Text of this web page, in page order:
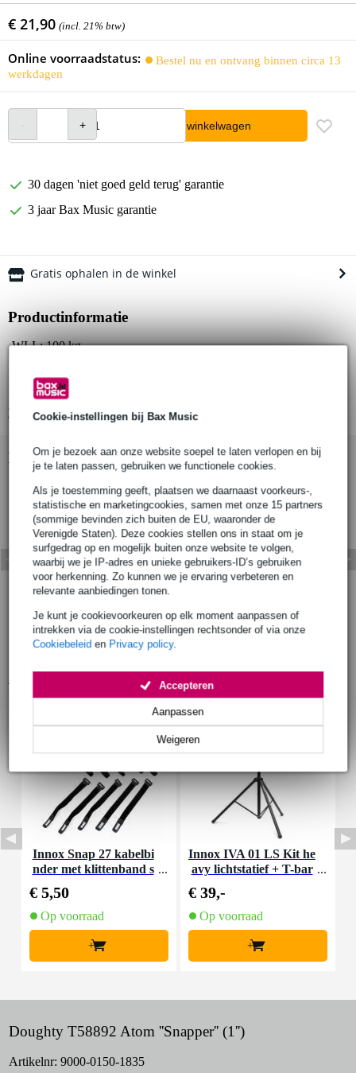
Cookie-instellingen bij Bax Music
Om je bezoek aan onze website soepel te laten verlopen en bij
je te laten passen, gebruiken we functionele cookies.
Als je toestemming geeft, plaatsen we daarnaast voorkeurs-,
statistische en marketingcookies, samen met onze 15 partners
(sommige bevinden zich buiten de EU, waaronder de
Verenigde Staten). Deze cookies stellen ons in staat om je
surfgedrag op en mogelijk buiten onze website te volgen,
waarbij we je IP-adres en unieke gebruikers-ID’s gebruiken
voor herkenning. Zo kunnen we je ervaring verbeteren en
relevante aanbiedingen tonen.
Je kunt je cookievoorkeuren op elk moment aanpassen of
intrekken via de cookie-instellingen rechtsonder of via onze
Cookiebeleid en Privacy policy.
Weigeren
Aanpassen
Accepteren
€ 21,90 (incl. 21% btw)
Online voorraadstatus:
Bestel nu en ontvang binnen circa 13
werkdagen
In winkelwagen
30 dagen 'niet goed geld terug' garantie
3 jaar Bax Music garantie
Gratis ophalen in de winkel
Productinformatie
WLL: 100 kg
Spigotdiameter: 16 mm
Bekijk alle productspecificaties
Bekijk ook eens (1)
Innox Snap 27 kabelbi
nder met klittenband s
€ 5,50
Op voorraad
+
Innox IVA 01 LS Kit he
avy lichtstatief + T-bar
€ 39,-
Op voorraad
+
Doughty T58892 Atom ''Snapper'' (1'')
Artikelnr: 9000-0150-1835